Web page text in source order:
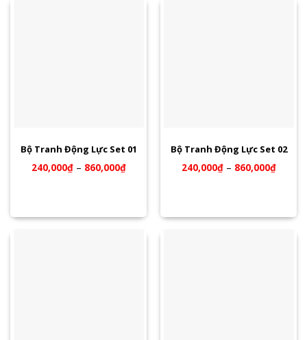
Bộ Tranh Động Lực Set 01
240,000₫– 860,000₫
Bộ Tranh Động Lực Set 02
240,000₫– 860,000₫